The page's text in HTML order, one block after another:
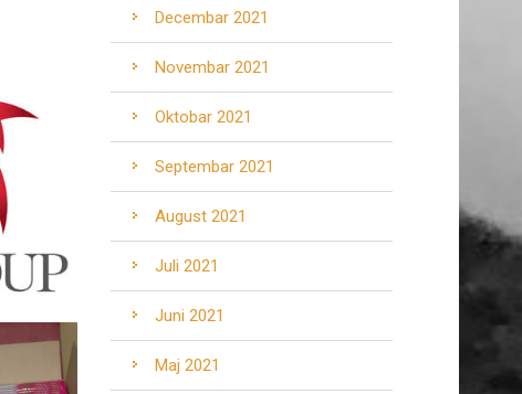
Decembar 2021
Novembar 2021
Oktobar 2021
Septembar 2021
August 2021
Juli 2021
Juni 2021
Maj 2021